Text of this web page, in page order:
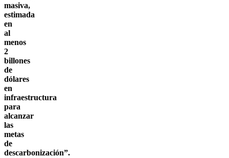
masiva,
estimada
en
al
menos
2
billones
de
dólares
en
infraestructura
para
alcanzar
las
metas
de
descarbonización”.